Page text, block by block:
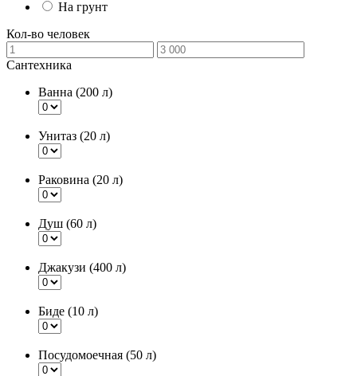
На грунт
Кол-во человек
Сантехника
Ванна (200 л)
Унитаз (20 л)
Раковина (20 л)
Душ (60 л)
Джакузи (400 л)
Биде (10 л)
Посудомоечная (50 л)